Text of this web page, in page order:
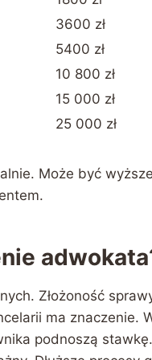
3600 zł
5400 zł
10 800 zł
15 000 zł
25 000 zł
Może być
Złożoność
ma znaczenie.
podnoszą